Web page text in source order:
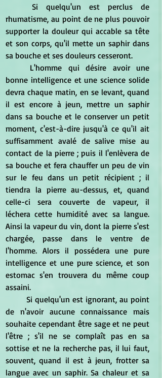
rhumatisme, au point de ne plus pouvoir
supporter la douleur qui accable sa tête
et son corps, qu'il mette un saphir dans
sa bouche et ses douleurs cesseront.
bonne intelligence et une science solide
devra chaque matin, en se levant, quand
il est encore à jeun, mettre un saphir
dans sa bouche et le conserver un petit
moment, c'est-à-dire jusqu'à ce qu'il ait
suffisamment avalé de salive mise au
contact de la pierre ; puis il l'enlèvera de
sa bouche et fera chauffer un peu de vin
sur le feu dans un petit récipient ; il
tiendra la pierre au-dessus, et, quand
celle-ci sera couverte de vapeur, il
léchera cette humidité avec sa langue.
Ainsi la vapeur du vin, dont la pierre s'est
chargée, passe dans le ventre de
l'homme. Alors il possédera une pure
intelligence et une pure science, et son
estomac s'en trouvera du même coup
assaini.
de n'avoir aucune connaissance mais
souhaite cependant être sage et ne peut
l'être ; s'il ne se complaît pas en sa
sottise et ne la recherche pas, il lui faut,
souvent, quand il est à jeun, frotter sa
langue avec un saphir. Sa chaleur et sa